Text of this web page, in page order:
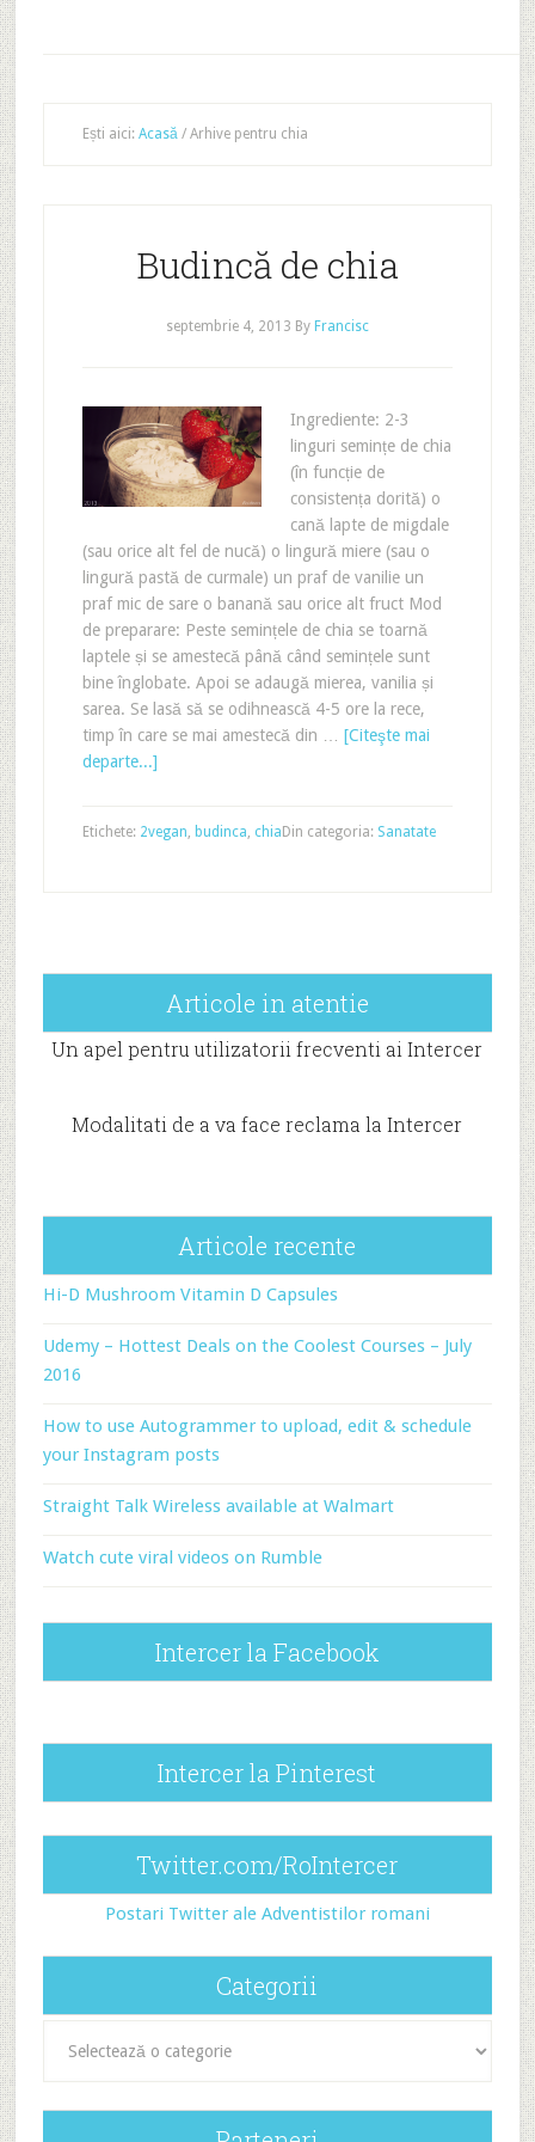
Ești aici: Acasă /Arhive pentru chia
Budincă de chia
septembrie 4, 2013 By Francisc
Ingrediente: 2-3
linguri semințe de chia
(în funcție de
consistența dorită) o
cană lapte de migdale
(sau orice alt fel de nucă) o lingură miere (sau o
lingură pastă de curmale) un praf de vanilie un
praf mic de sare o banană sau orice alt fruct Mod
de preparare: Peste semințele de chia se toarnă
laptele și se amestecă până când semințele sunt
bine înglobate. Apoi se adaugă mierea, vanilia și
sarea. Se lasă să se odihnească 4-5 ore la rece,
timp în care se mai amestecă din … [Citeşte mai
departe...]
Din categoria: Sanatate
Etichete: 2vegan, budinca, chia
Articole in atentie
Un apel pentru utilizatorii frecventi ai Intercer
Modalitati de a va face reclama la Intercer
Articole recente
Hi-D Mushroom Vitamin D Capsules
Udemy – Hottest Deals on the Coolest Courses – July
2016
How to use Autogrammer to upload, edit & schedule
your Instagram posts
Straight Talk Wireless available at Walmart
Watch cute viral videos on Rumble
Intercer la Facebook
Intercer la Pinterest
Twitter.com/RoIntercer
Postari Twitter ale Adventistilor romani
Categorii